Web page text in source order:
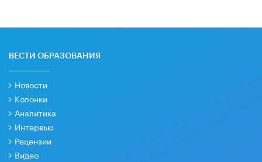
ВЕСТИ ОБРАЗОВАНИЯ
Новости
Колонки
Аналитика
Интервью
Рецензии
Видео